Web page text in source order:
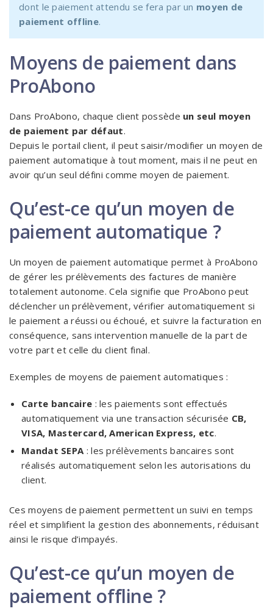
dont le paiement attendu se fera par un moyen de
paiement offline.
Moyens de paiement dans
ProAbono
Dans ProAbono, chaque client possède un seul moyen
de paiement par défaut.
Depuis le portail client, il peut saisir/modifier un moyen de
paiement automatique à tout moment, mais il ne peut en
avoir qu’un seul défini comme moyen de paiement.
Qu’est-ce qu’un moyen de
paiement automatique ?
Un moyen de paiement automatique permet à ProAbono
de gérer les prélèvements des factures de manière
totalement autonome. Cela signifie que ProAbono peut
déclencher un prélèvement, vérifier automatiquement si
le paiement a réussi ou échoué, et suivre la facturation en
conséquence, sans intervention manuelle de la part de
votre part et celle du client final.
Exemples de moyens de paiement automatiques :
Carte bancaire : les paiements sont effectués
automatiquement via une transaction sécurisée CB,
VISA, Mastercard, American Express, etc.
Mandat SEPA: les prélèvements bancaires sont
réalisés automatiquement selon les autorisations du
client.
Ces moyens de paiement permettent un suivi en temps
réel et simplifient la gestion des abonnements, réduisant
ainsi le risque d’impayés.
Qu’est-ce qu’un moyen de
paiement offline ?